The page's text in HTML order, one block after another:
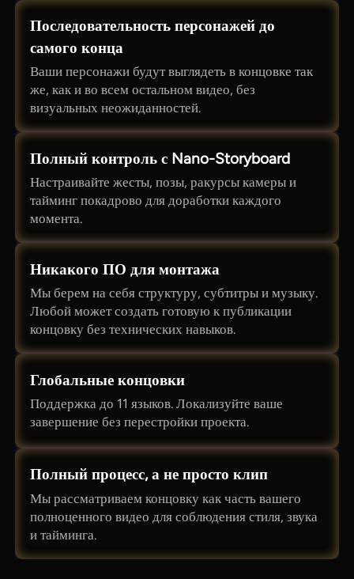
Последовательность персонажей до
самого конца
Ваши персонажи будут выглядеть в концовке так
же, как и во всем остальном видео, без
визуальных неожиданностей.
Полный контроль с Nano-Storyboard
Настраивайте жесты, позы, ракурсы камеры и
тайминг покадрово для доработки каждого
момента.
Никакого ПО для монтажа
Мы берем на себя структуру, субтитры и музыку.
Любой может создать готовую к публикации
концовку без технических навыков.
Глобальные концовки
Поддержка до 11 языков. Локализуйте ваше
завершение без перестройки проекта.
Полный процесс, а не просто клип
Мы рассматриваем концовку как часть вашего
полноценного видео для соблюдения стиля, звука
и тайминга.